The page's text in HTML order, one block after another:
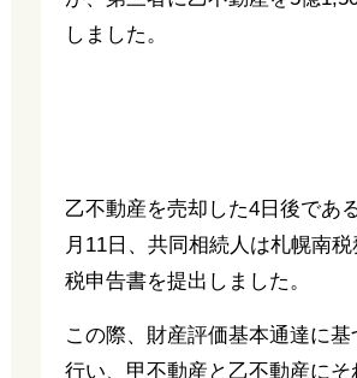
しました。
乙不動産を売却した4日後であ
月11日、共同相続人は札幌南
税申告書を提出しました。
この際、財産評価基本通達に
行い、甲不動産と乙不動産にそ